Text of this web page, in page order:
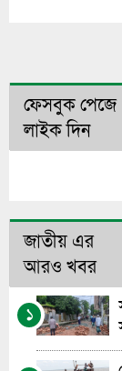
ফেসবুক পেজে
লাইক দিন
জাতীয় এর
আরও খবর
১